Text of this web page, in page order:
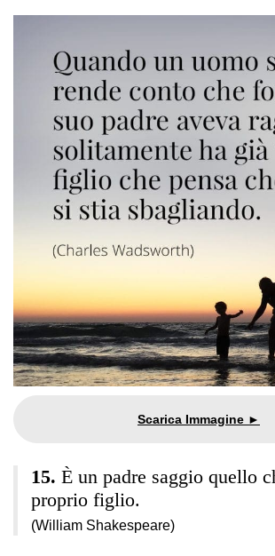
È un padre saggio quello
proprio figlio.
(William Shakespeare)